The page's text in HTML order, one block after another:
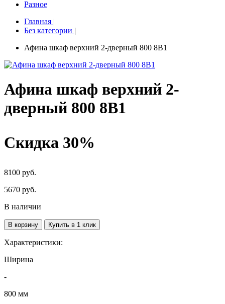
Разное
Главная |
Без категории |
Афина шкаф верхний 2-дверный 800 8В1
Афина шкаф верхний 2-
дверный 800 8В1
Скидка 30%
8100 руб.
5670 руб.
В наличии
В корзину Купить в 1 клик
Характеристики:
Ширина
-
800 мм